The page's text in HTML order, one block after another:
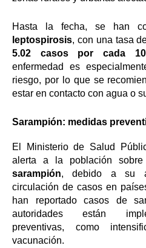
Hasta la fecha, se han
leptospirosis, con una tasa
5.02 casos por cada
enfermedad es
riesgo, por lo que se
estar en contacto con agua o
Sarampión: medidas
El Ministerio de Salud
alerta a la población
sarampión, debido a su
circulación de casos en
han reportado casos de
autoridades están
preventivas, como
vacunación.